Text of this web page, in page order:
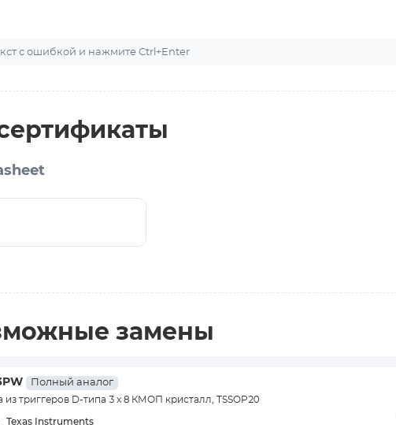
с ошибкой и нажмите Ctrl+Enter
замены
Полный аналог
из триггеров D-типа 3 x 8 КМОП кристалл, TSSOP20
Texas Instruments